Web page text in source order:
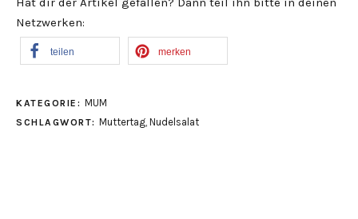
Netzwerken:
teilen merken
KATEGORIE: MUM
SCHLAGWORT: Muttertag Nudelsalat